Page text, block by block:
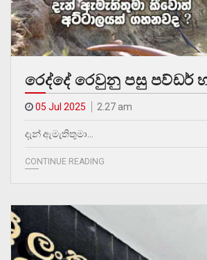
රෙද්දේ රෙවුනු පසු පව්ඩර්
05 Jul 2025 2.27 am
දැන් ඇමැතිතුමා…
CONTINUE READING